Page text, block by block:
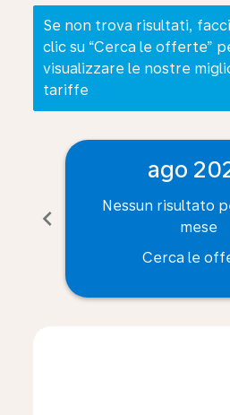
Se non trova risultati,
clic su “Cerca le offerte”
visualizzare le nostre
tariffe
chevron_left
ago
Nessun risultato
mese
Cerca le